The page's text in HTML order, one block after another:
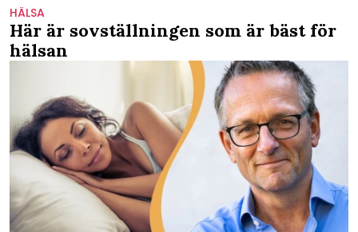
HÄLSA
Här är sovställningen som är bäst för
hälsan